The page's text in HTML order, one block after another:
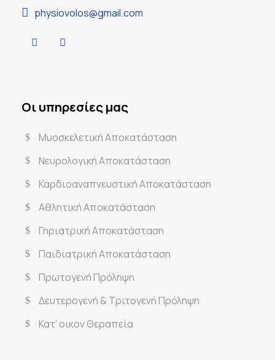
physiovolos@gmail.com
Οι υπηρεσίες μας
Μυοσκελετική Αποκατάσταση
Νευρολογική Αποκατάσταση
Καρδιοαναπνευστική Αποκατάσταση
Αθλητική Αποκατάσταση
Γηριατρική Αποκατάσταση
Παιδιατρική Αποκατάσταση
Πρωτογενή Πρόληψη
Δευτερογενή & Τριτογενή Πρόληψη
Κατ’ οικον Θεραπεία